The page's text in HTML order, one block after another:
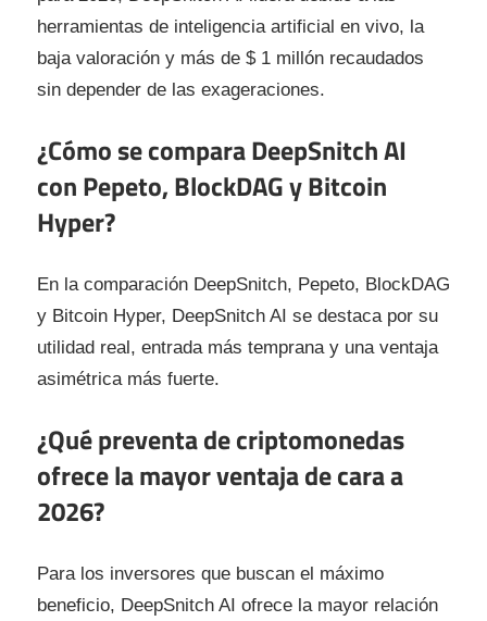
herramientas de inteligencia artificial en vivo, la
baja valoración y más de $ 1 millón recaudados
sin depender de las exageraciones.
¿Cómo se compara DeepSnitch AI
con Pepeto, BlockDAG y Bitcoin
Hyper?
En la comparación DeepSnitch, Pepeto, BlockDAG
y Bitcoin Hyper, DeepSnitch AI se destaca por su
utilidad real, entrada más temprana y una ventaja
asimétrica más fuerte.
¿Qué preventa de criptomonedas
ofrece la mayor ventaja de cara a
2026?
Para los inversores que buscan el máximo
beneficio, DeepSnitch AI ofrece la mayor relación